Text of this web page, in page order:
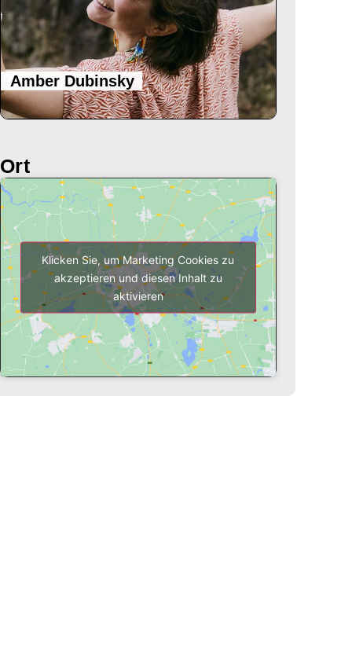
Amber Dubinsky
Ort
Klicken Sie, um Marketing Cookies zu
akzeptieren und diesen Inhalt zu
aktivieren